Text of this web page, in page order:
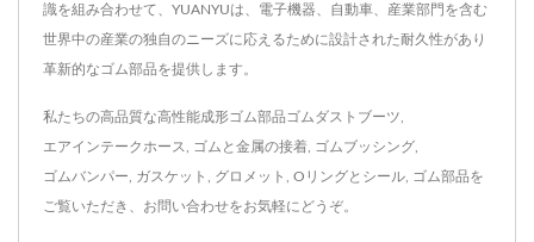
識を組み合わせて、YUANYUは、電子機器、自動車、産業部門を含む
世界中の産業の独自のニーズに応えるために設計された耐久性があり
革新的なゴム部品を提供します。
私たちの高品質な高性能成形ゴム部品ゴムダストブーツ
エアインテークホース ゴムと金属の接着 ゴムブッシング
ゴムバンパー ガスケット グロメット Oリングとシール ゴム部品を
ご覧いただき、 お問い合わせをお気軽にどうぞ。